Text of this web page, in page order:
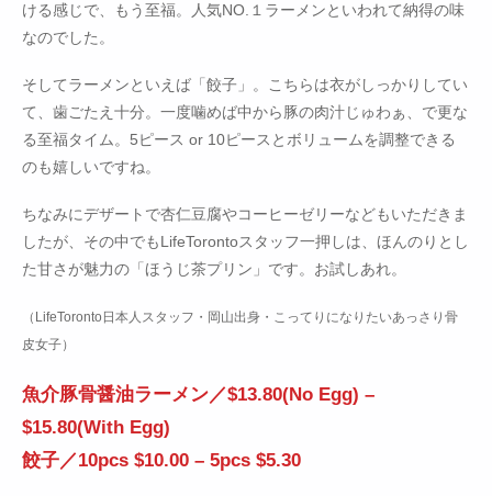
ける感じで、もう至福。人気NO.１ラーメンといわれて納得の味
なのでした。
そしてラーメンといえば「餃子」。こちらは衣がしっかりしてい
て、歯ごたえ十分。一度噛めば中から豚の肉汁じゅわぁ、で更な
る至福タイム。5ピース or 10ピースとボリュームを調整できる
のも嬉しいですね。
ちなみにデザートで杏仁豆腐やコーヒーゼリーなどもいただきま
したが、その中でもLifeTorontoスタッフ一押しは、ほんのりとし
た甘さが魅力の「ほうじ茶プリン」です。お試しあれ。
（LifeToronto日本人スタッフ・岡山出身・こってりになりたいあっさり骨
皮女子）
魚介豚骨醤油ラーメン／$13.80(No Egg) –
$15.80(With Egg)
餃子／10pcs $10.00 – 5pcs $5.30